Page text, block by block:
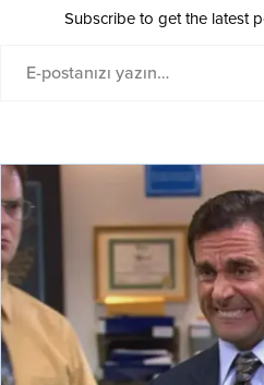
Subscribe to get the latest